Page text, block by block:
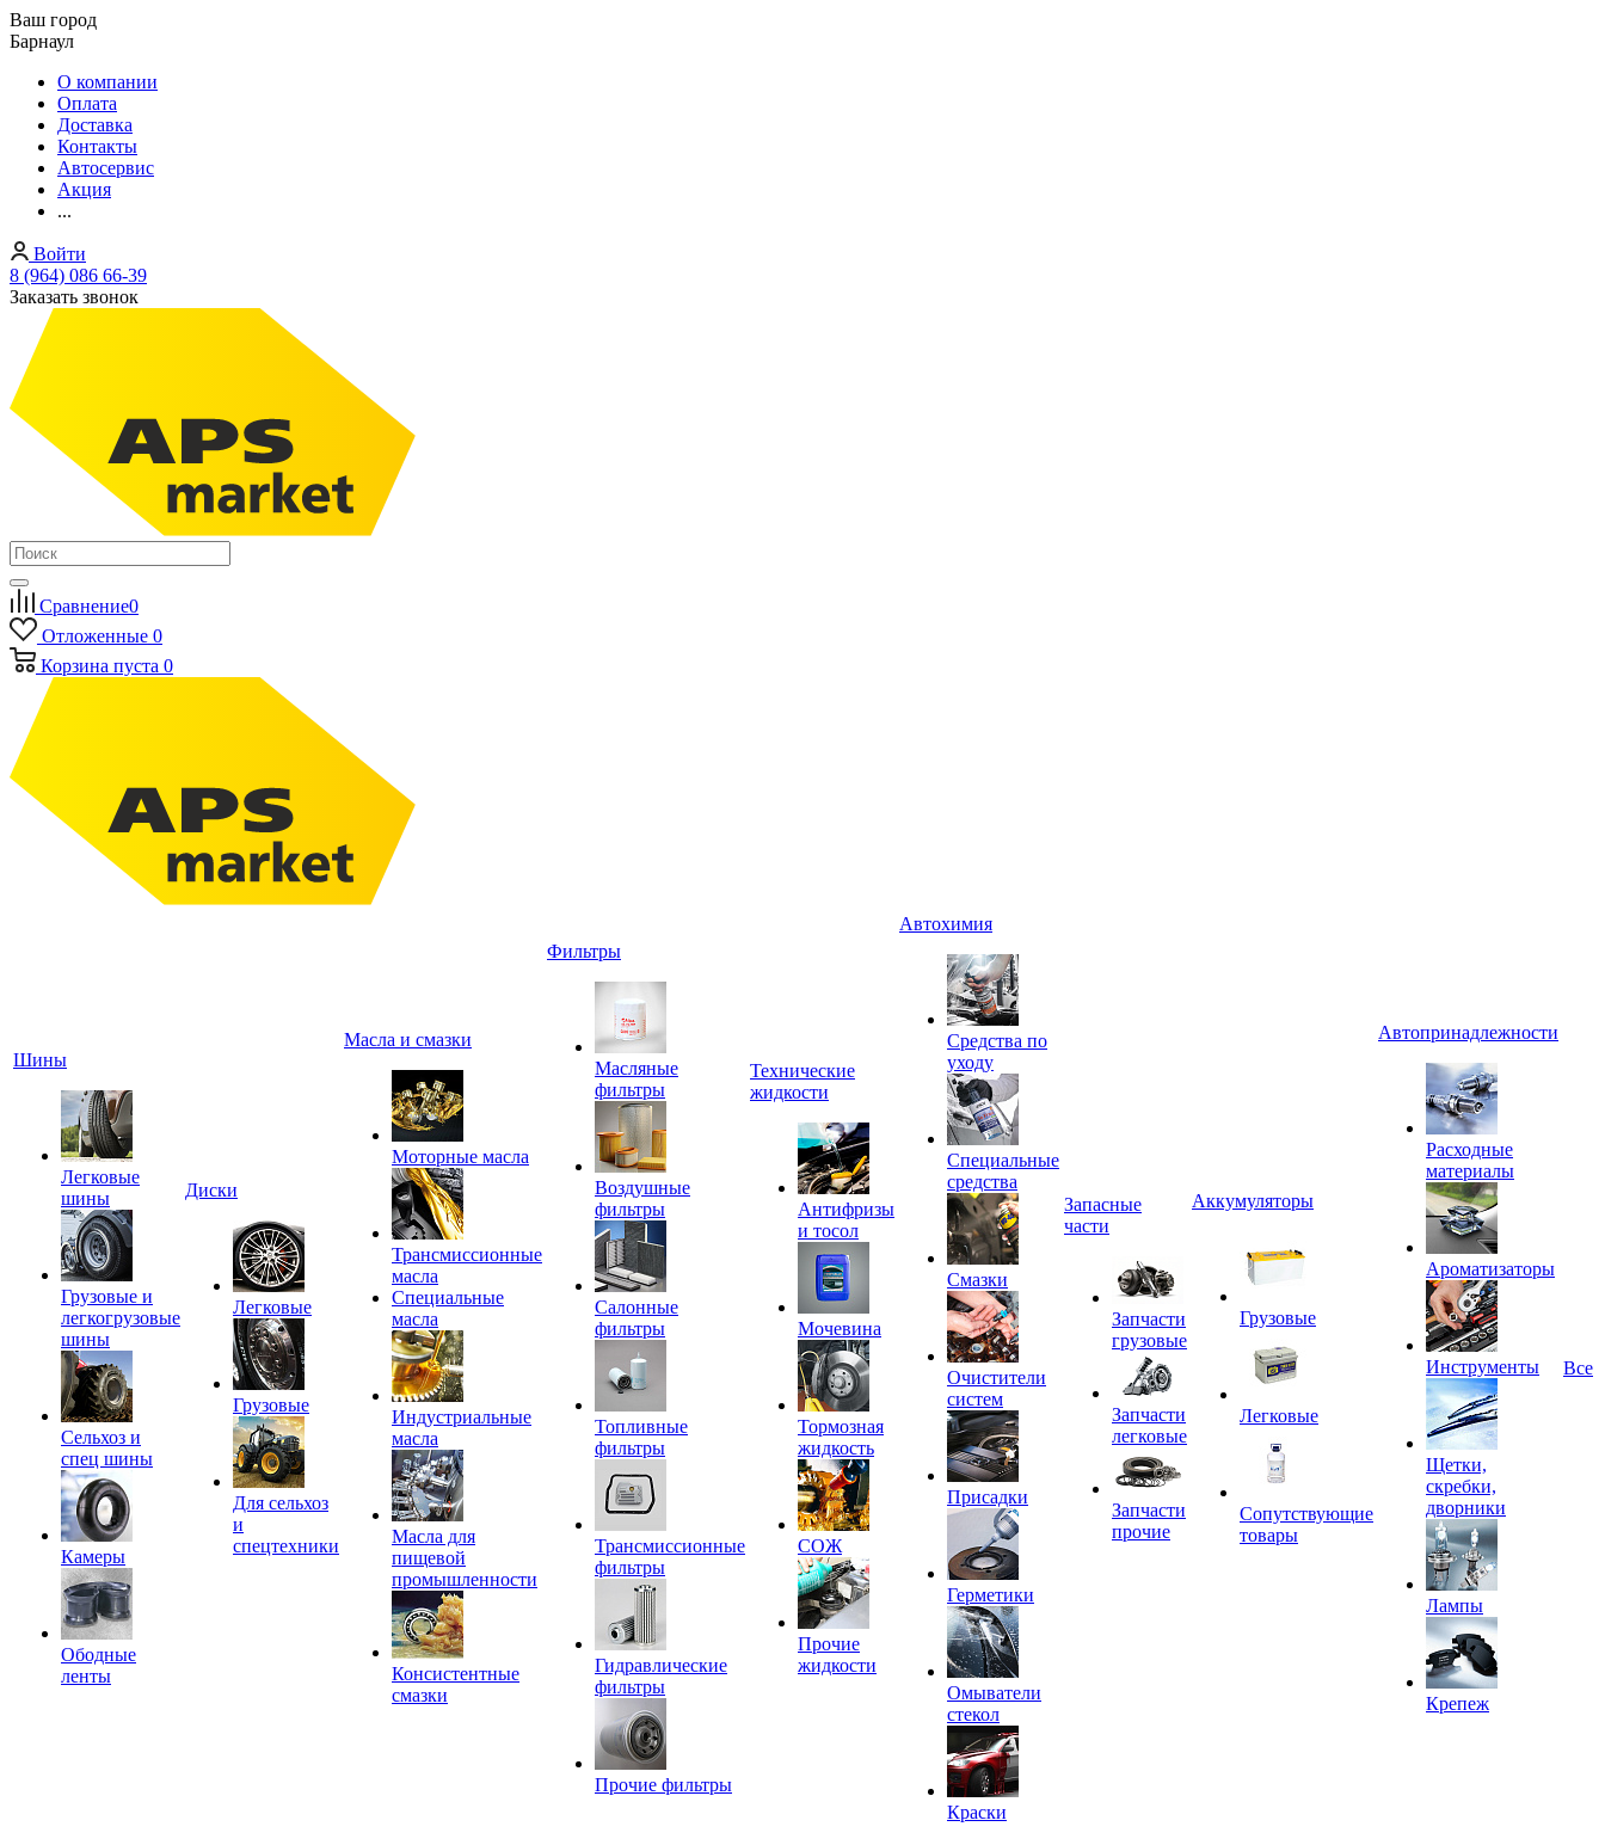
Ваш город
Барнаул
О компании
Оплата
Доставка
Контакты
Автосервис
Акция
...
Войти
8 (964) 086 66-39
Заказать звонок
Сравнение0
Отложенные 0
Корзина пуста 0
Шины
Легковые
шины
Грузовые и
легкогрузовые
шины
Сельхоз и
спец шины
Камеры
Ободные
ленты
Диски
Легковые
Грузовые
Для сельхоз
и
спецтехники
Масла и смазки
Моторные масла
Трансмиссионные
масла
Специальные
масла
Индустриальные
масла
Масла для
пищевой
промышленности
Консистентные
смазки
Фильтры
Масляные
фильтры
Воздушные
фильтры
Салонные
фильтры
Топливные
фильтры
Трансмиссионные
фильтры
Гидравлические
фильтры
Прочие фильтры
Технические
жидкости
Антифризы
и тосол
Мочевина
Тормозная
жидкость
СОЖ
Прочие
жидкости
Автохимия
Средства по
уходу
Специальные
средства
Смазки
Очистители
систем
Присадки
Герметики
Омыватели
стекол
Краски
Запасные
части
Запчасти
грузовые
Запчасти
легковые
Запчасти
прочие
Аккумуляторы
Грузовые
Легковые
Сопутствующие
товары
Автопринадлежности
Расходные
материалы
Ароматизаторы
Инструменты
Щетки,
скребки,
дворники
Лампы
Крепеж
Все